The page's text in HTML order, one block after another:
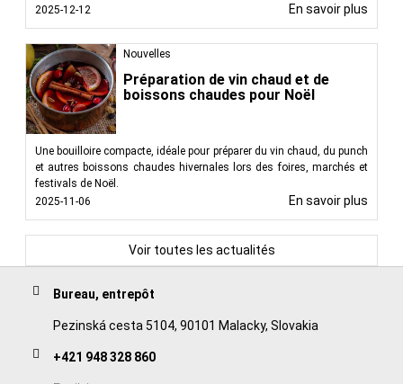
2025-12-12
En savoir plus
Nouvelles
Préparation de vin chaud et de
boissons chaudes pour Noël
Une bouilloire compacte, idéale pour préparer du vin chaud, du punch
et autres boissons chaudes hivernales lors des foires, marchés et
festivals de Noël.
2025-11-06
En savoir plus
Voir toutes les actualités
Bureau, entrepôt
Pezinská cesta 5104, 90101 Malacky, Slovakia
+421 948 328 860